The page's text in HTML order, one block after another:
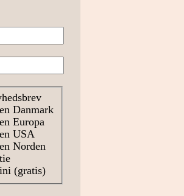
Danmark
Europa
USA
Norden
(gratis)